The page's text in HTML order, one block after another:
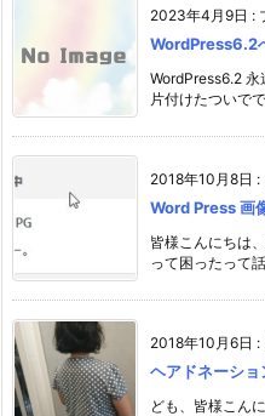
2023年4月9日 :
WordPress6.2
WordPress6.2
片付けたついで
2018年10月8日 :
Word Press 画
皆様こんにちは
って困ったって
2018年10月6日 :
ヘアドネーショ
ども、皆様こん